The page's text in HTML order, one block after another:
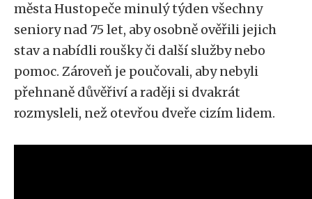
města Hustopeče minulý týden všechny
seniory nad 75 let, aby osobně ověřili jejich
stav a nabídli roušky či další služby nebo
pomoc. Zároveň je poučovali, aby nebyli
přehnaně důvěřiví a raději si dvakrát
rozmysleli, než otevřou dveře cizím lidem.